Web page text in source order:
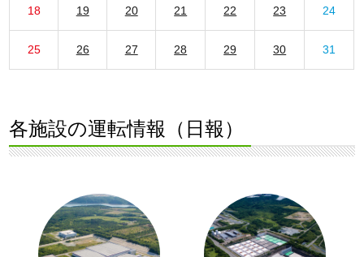
18 19 20 21 22 23 24
25 26 27 28 29 30 31
各施設の運転情報（日報）